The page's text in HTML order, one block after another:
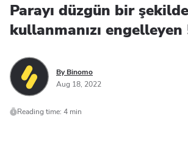
Parayı düzgün bir şekilde
kullanmanızı
By Binomo
Aug 18, 2022
Reading time: 4 min